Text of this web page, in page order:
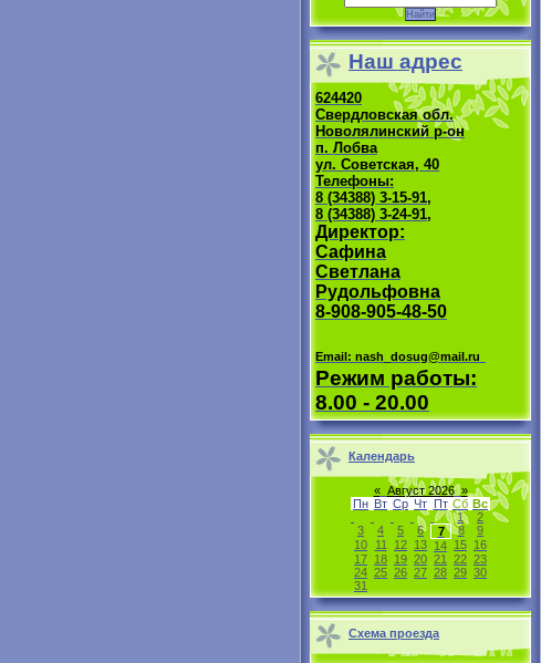
Наш адрес
624420
Свердловская обл.
Новолялинский р-он
п. Лобва
ул. Советская, 40
Телефоны:
8 (34388) 3-15-91,
8 (34388) 3-24-91,
Директор:
Сафина
Светлана
Рудольфовна
8-908-905-48-50
Email: nash_dosug@mail.ru
Режим работы:
8.00 - 20.00
Календарь
« Август 2026 »
Пн Вт Ср Чт Пт Сб Вс
1
2
3
4 5 6 7 8
9
10
11 12 13 14 15 16
17 18 19 20 21 22 23
24 25 26 27 28 29 30
31
Схема проезда